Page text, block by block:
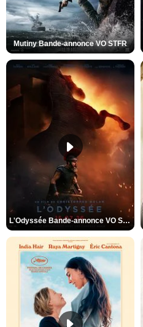
Mutiny Bande-annonce VO STFR
L'Odyssée Bande-annonce VO STFR